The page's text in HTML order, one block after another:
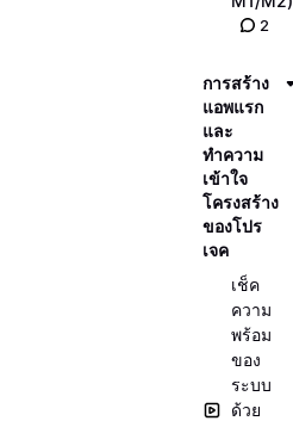
2
การสร้าง
แอพแรก
และ
ทำความ
เข้าใจ
โครงสร้าง
ของโปร
เจค
เช็ค
ความ
พร้อม
ของ
ระบบ
ด้วย